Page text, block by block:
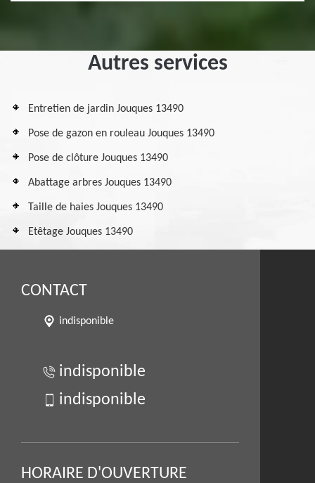
Autres services
Entretien de jardin Jouques 13490
Pose de gazon en rouleau Jouques 13490
Pose de clôture Jouques 13490
Abattage arbres Jouques 13490
Taille de haies Jouques 13490
Etêtage Jouques 13490
CONTACT
indisponible
indisponible
indisponible
HORAIRE D'OUVERTURE